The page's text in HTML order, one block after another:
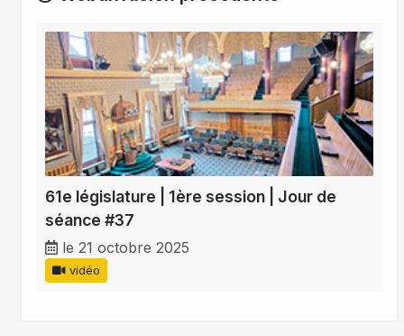
61e législature | 1ère session | Jour de
séance #37
le 21 octobre 2025
vidéo